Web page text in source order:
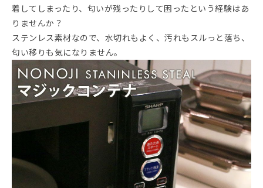
着してしまったり、匂いが残ったりして困ったという経験はあ
りませんか？
ステンレス素材なので、水切れもよく、汚れもスルっと落ち、
匂い移りも気になりません。